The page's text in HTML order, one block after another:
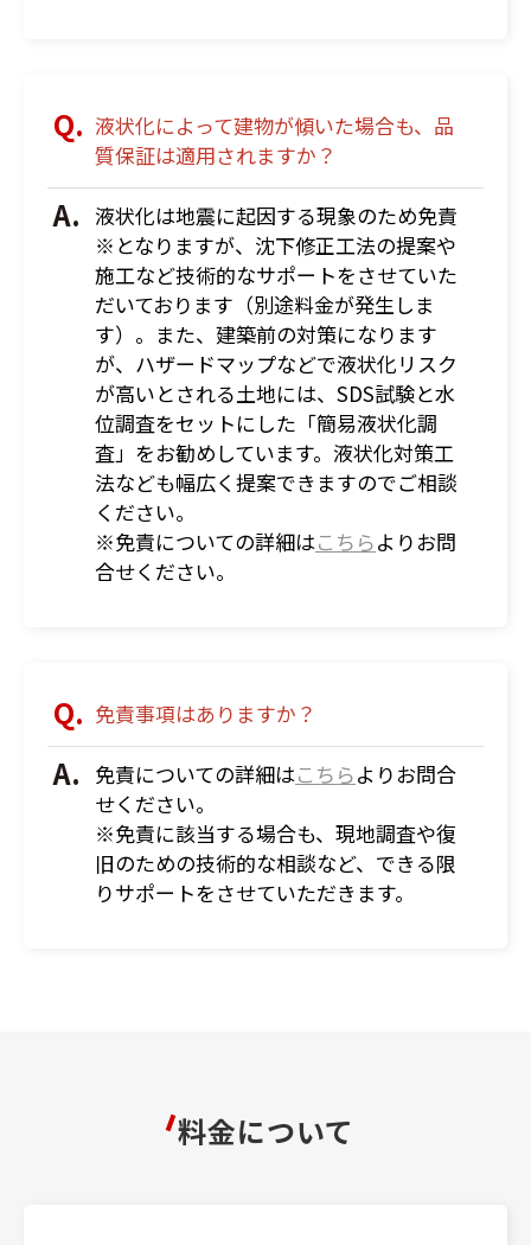
液状化によって建物が傾いた場合も、品
質保証は適用されますか？
液状化は地震に起因する現象のため免責
※となりますが、沈下修正工法の提案や
施工など技術的なサポートをさせていた
だいております（別途料金が発生しま
す）。また、建築前の対策になります
が、ハザードマップなどで液状化リスク
が高いとされる土地には、SDS試験と水
位調査をセットにした「簡易液状化調
査」をお勧めしています。液状化対策工
法なども幅広く提案できますのでご相談
ください。
※免責についての詳細はこちらよりお問
合せください。
免責事項はありますか？
免責についての詳細はこちらよりお問合
せください。
※免責に該当する場合も、現地調査や復
旧のための技術的な相談など、できる限
りサポートをさせていただきます。
料金について